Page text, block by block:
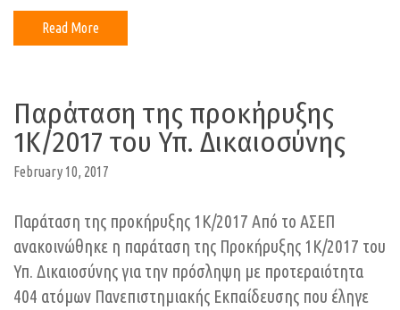
Read More
Παράταση της προκήρυξης
1Κ/2017 του Υπ. Δικαιοσύνης
February 10, 2017
Παράταση της προκήρυξης 1Κ/2017 Από το ΑΣΕΠ
ανακοινώθηκε η παράταση της Προκήρυξης 1Κ/2017 του
Υπ. Δικαιοσύνης για την πρόσληψη με προτεραιότητα
404 ατόμων Πανεπιστημιακής Εκπαίδευσης που έληγε